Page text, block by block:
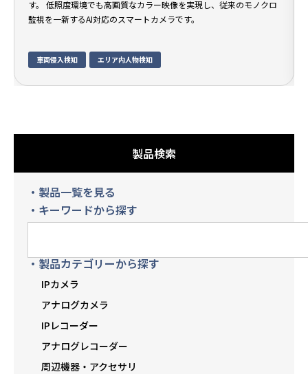
す。 低照度環境でも高画質なカラー映像を実現し、従来のモノクロ
監視を一新するAI対応のスマートカメラです。
車両侵入検知 エリア内人物検知
製品検索
・製品一覧を見る
・キーワードから探す
・製品カテゴリーから探す
IPカメラ
アナログカメラ
IPレコーダー
アナログレコーダー
周辺機器・アクセサリ